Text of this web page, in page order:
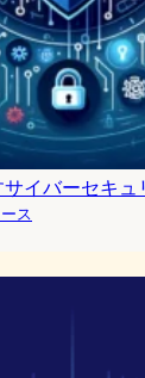
イバーセキ
ス